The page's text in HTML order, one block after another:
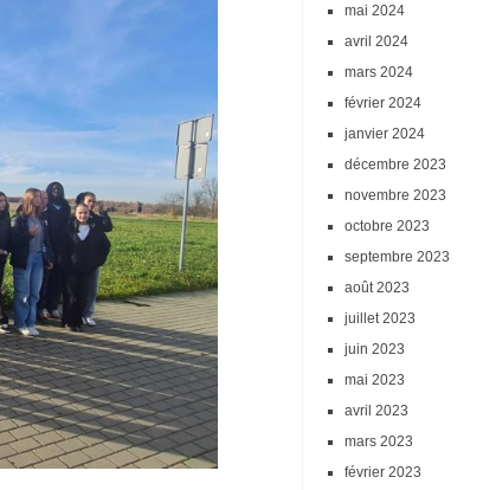
mai 2024
avril 2024
mars 2024
février 2024
janvier 2024
décembre 2023
novembre 2023
octobre 2023
septembre 2023
août 2023
juillet 2023
juin 2023
mai 2023
avril 2023
mars 2023
février 2023